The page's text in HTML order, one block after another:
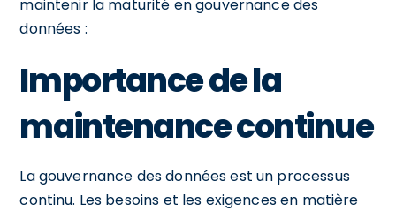
maintenir la maturité en gouvernance des
données :
Importance de la
maintenance continue
La gouvernance des données est un processus
continu. Les besoins et les exigences en matière